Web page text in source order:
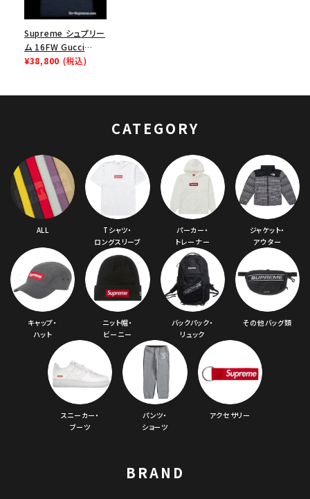
Supreme シュプリー
ム 16FW Gucci
Mane Tee グッチメ
¥38,800 (税込)
CATEGORY
ALL
Tシャツ・
ロングスリーブ
パーカー・
トレーナー
ジャケット・
アウター
キャップ・
ハット
ニット帽・
ビーニー
バックパック・
リュック
その他バッグ類
スニーカー・
ブーツ
パンツ・
ショーツ
アクセサリー
BRAND